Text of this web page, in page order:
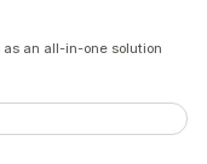
an all-in-one solution